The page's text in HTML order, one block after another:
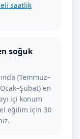
saatlik
soğuk
(Temmuz–
en
içi konum
eğilim için 30